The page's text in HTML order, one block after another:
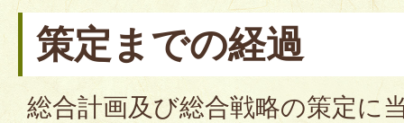
策定までの経過
総合計画及び総合戦略の策定に